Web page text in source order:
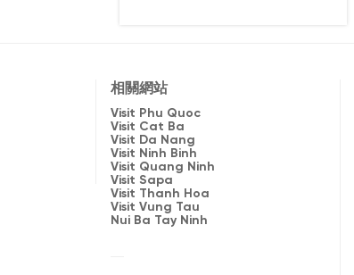
相關網站
Visit Phu Quoc
Visit Cat Ba
Visit Da Nang
Visit Ninh Binh
Visit Quang Ninh
Visit Sapa
Visit Thanh Hoa
Visit Vung Tau
Nui Ba Tay Ninh